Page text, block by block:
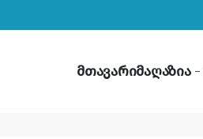
მთავარიმაღაზია